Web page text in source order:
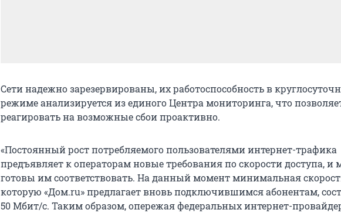
Сети надежно зарезервированы, их работоспособность в
режиме анализируется из единого Центра мониторинга, что
реагировать на возможные сбои проактивно.
«Постоянный рост потребляемого пользователями интернет-трафика
предъявляет к операторам новые требования по скорости доступа, и
готовы им соответствовать. На данный момент минимальная
которую «Дом.ru» предлагает вновь подключившимся абонентам,
50 Мбит/с. Таким образом, опережая федеральных интернет-